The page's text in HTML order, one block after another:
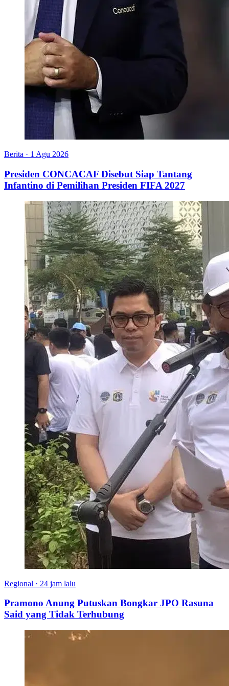
Berita · 1 Agu 2026
Presiden CONCACAF Disebut Siap Tantang
Infantino di Pemilihan Presiden FIFA 2027
Regional · 24 jam lalu
Pramono Anung Putuskan Bongkar JPO Rasuna
Said yang Tidak Terhubung